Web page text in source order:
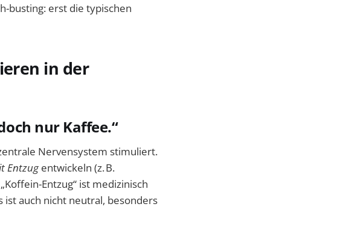
busting: erst die typischen
in der
nur Kaffee.“
Nervensystem stimuliert.
Entzugentwickeln (z. B.
Entzug“ ist medizinisch
ist auch nicht neutral, besonders